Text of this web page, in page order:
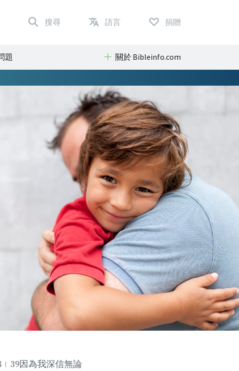
搜尋 語言 捐贈
題 關於 Bibleinfo.com
因為我深信無論